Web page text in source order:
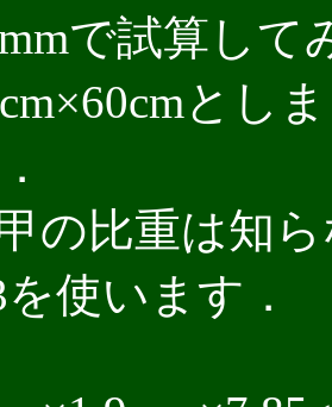
で試算して
とし
の比重は知
使います．